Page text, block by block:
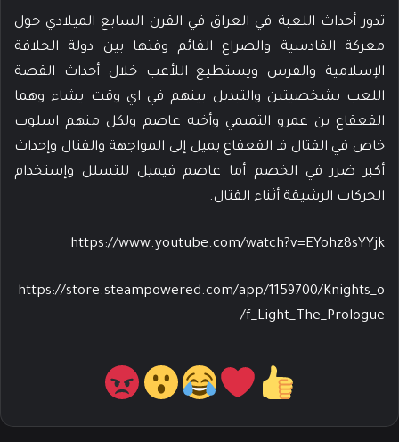
تدور أحداث اللعبة في العراق في القرن السابع الميلادي حول
معركة القادسية والصراع القائم وقتها بين دولة الخلافة
الإسلامية والفرس ويستطيع اللأعب خلال أحداث القصة
اللعب بشخصيتين والتبديل بينهم في اي وقت يشاء وهما
القعقاع بن عمرو التميمي وأخيه عاصم ولكل منهم اسلوب
خاص في القتال فـ القعقاع يميل إلى المواجهة والقتال وإحداث
أكبر ضرر في الخصم أما عاصم فيميل للتسلل وإستخدام
الحركات الرشيقة أثناء القتال.
https://www.youtube.com/watch?v=EYohz8sYYjk
https://store.steampowered.com/app/1159700/Knights_o
f_Light_The_Prologue/